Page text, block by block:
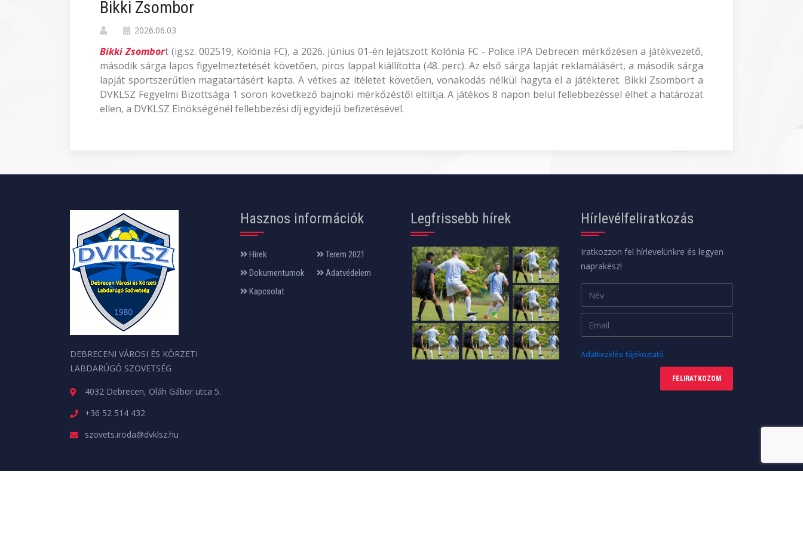
Bikki Zsombor
2026.06.03
Bikki Zsombort (ig.sz. 002519, Kolónia FC), a 2026. június 01-én lejátszott Kolónia FC - Police IPA Debrecen mérkőzésen a játékvezető,
második sárga lapos figyelmeztetését követően, piros lappal kiállította (48. perc). Az első sárga lapját reklamálásért, a második sárga
lapját sportszerűtlen magatartásért kapta. A vétkes az ítéletet követően, vonakodás nélkül hagyta el a játékteret. Bikki Zsombort a
DVKLSZ Fegyelmi Bizottsága 1 soron következő bajnoki mérkőzéstől eltiltja. A játékos 8 napon belül fellebbezéssel élhet a határozat
ellen, a DVKLSZ Elnökségénél fellebbezési díj egyidejű befizetésével.
DEBRECENI VÁROSI ÉS KÖRZETI
LABDARÚGÓ SZÖVETSÉG
4032 Debrecen, Oláh Gábor utca 5.
+36 52 514 432
szovets.iroda@dvklsz.hu
Hasznos információk
Hírek
Terem 2021
Dokumentumok
Adatvédelem
Kapcsolat
Legfrissebb hírek Hírlevélfeliratkozás
Iratkozzon fel hírlevelünkre és legyen
naprakész!
Adatkezelési tájékoztató
FELIRATKOZOM